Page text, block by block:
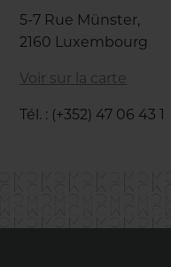
5-7 Rue Münster,
2160 Luxembourg
Voir sur la carte
Tél. : (+352) 47 06 43 1